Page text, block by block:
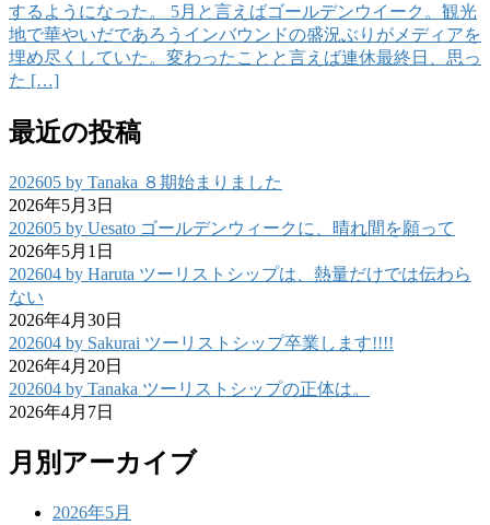
するようになった。 5月と言えばゴールデンウイーク。観光
地で華やいだであろうインバウンドの盛況ぶりがメディアを
埋め尽くしていた。変わったことと言えば連休最終日、思っ
た […]
最近の投稿
202605 by Tanaka ８期始まりました
2026年5月3日
202605 by Uesato ゴールデンウィークに、晴れ間を願って
2026年5月1日
202604 by Haruta ツーリストシップは、熱量だけでは伝わら
ない
2026年4月30日
202604 by Sakurai ツーリストシップ卒業します!!!!
2026年4月20日
202604 by Tanaka ツーリストシップの正体は。
2026年4月7日
月別アーカイブ
2026年5月